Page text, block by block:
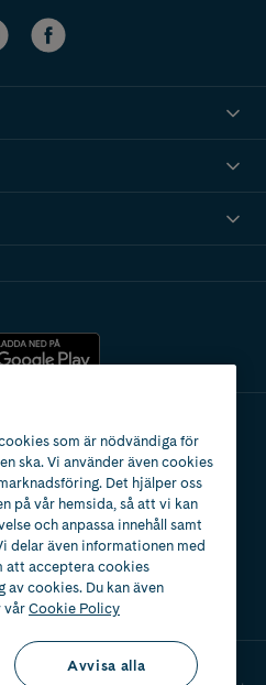
som är nödvändiga för
ska. Vi använder även cookies
Det hjälper oss
på vår hemsida, så att vi kan
och anpassa innehåll samt
delar även informationen med
att acceptera cookies
cookies. Du kan även
vårCookie Policy
Avvisa alla